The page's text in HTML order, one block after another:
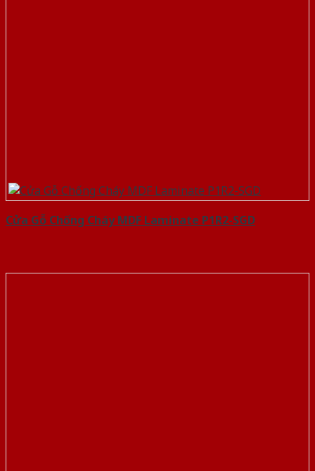
Cửa Gỗ Chống Cháy MDF Laminate P1R2-SGD